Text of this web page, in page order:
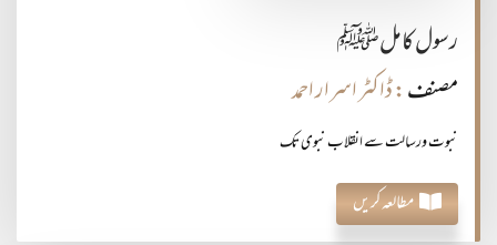
رسول کاملﷺ
مصنف: ڈاکٹر اسرار احمد
نبوت ورسالت سے انقلاب نبوی تک
مطالعہ کریں